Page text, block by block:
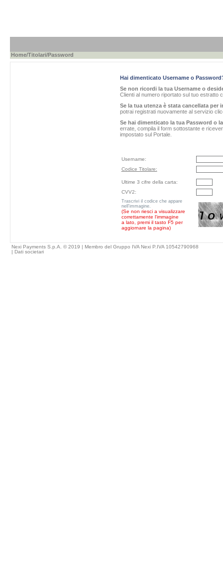
Home/Titolari/Password
Hai dimenticato Username o
Se non ricordi la tua Username o
Clienti al numero riportato sul tuo estratto
Se la tua utenza è stata cancellata per
potrai registrati nuovamente al servizio
Se hai dimenticato la tua Password o
errate, compila il form sottostante e
impostato sul Portale.
Username:
Codice Titolare:
Ultime 3 cifre della carta:
CVV2:
Trascrivi il codice che appare
nell'immagine.
(Se non riesci a visualizzare
correttamente l'immagine
a lato, premi il tasto F5 per
aggiornare la pagina)
Nexi Payments S.p.A. © 2019 | Membro del Gruppo IVA Nexi P.IVA 10542790968
| Dati societari